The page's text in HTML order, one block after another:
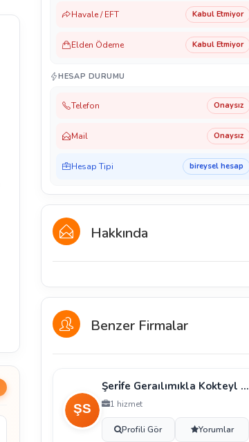
Havale / EFT Kabul Etmiyor
Elden Ödeme Kabul Etmiyor
HESAP DURUMU
Telefon Onaysız
Mail Onaysız
Hesap Tipi bireysel hesap
Hakkında
Benzer Firmalar
Şeri̇fe Geraılımıkla Kokteyl Ses Işık Görüntüleme S
1 hizmet
Profili Gör Yorumlar